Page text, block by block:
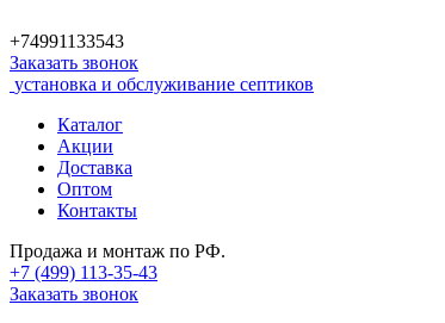
+74991133543
Заказать звонок
установка и обслуживание септиков
Каталог
Акции
Доставка
Оптом
Контакты
Продажа и монтаж по РФ.
+7 (499) 113-35-43
Заказать звонок